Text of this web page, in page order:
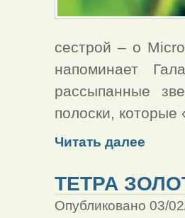
сестрой – о
напоминает
рассыпанные
полоски,
Читать далее
ТЕТРА
Опубликовано 03/